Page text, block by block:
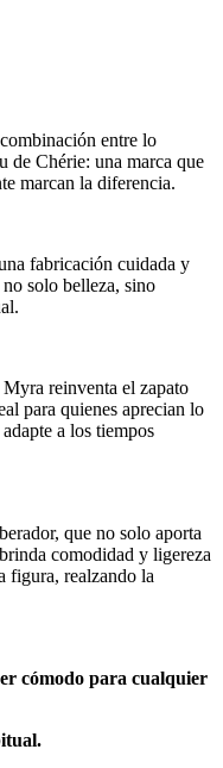
entre lo
de Chérie: una marca que
marcan la diferencia.
fabricación cuidada y
solo belleza, sino
reinventa el zapato
para quienes aprecian lo
a los tiempos
que no solo aporta
comodidad y ligereza
figura, realzando la
cómodo para cualquier